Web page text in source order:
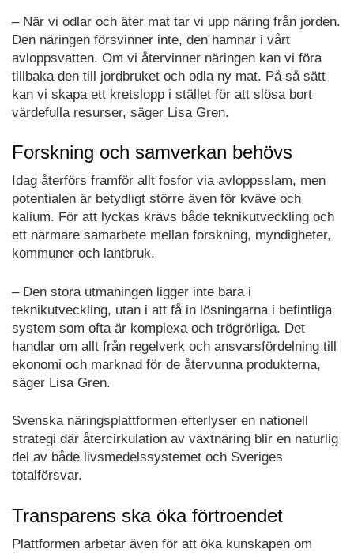
– När vi odlar och äter mat tar vi upp näring från jorden.
Den näringen försvinner inte, den hamnar i vårt
avloppsvatten. Om vi återvinner näringen kan vi föra
tillbaka den till jordbruket och odla ny mat. På så sätt
kan vi skapa ett kretslopp i stället för att slösa bort
värdefulla resurser, säger Lisa Gren.
Forskning och samverkan behövs
Idag återförs framför allt fosfor via avloppsslam, men
potentialen är betydligt större även för kväve och
kalium. För att lyckas krävs både teknikutveckling och
ett närmare samarbete mellan forskning, myndigheter,
kommuner och lantbruk.
– Den stora utmaningen ligger inte bara i
teknikutveckling, utan i att få in lösningarna i befintliga
system som ofta är komplexa och trögrörliga. Det
handlar om allt från regelverk och ansvarsfördelning till
ekonomi och marknad för de återvunna produkterna,
säger Lisa Gren.
Svenska näringsplattformen efterlyser en nationell
strategi där återcirkulation av växtnäring blir en naturlig
del av både livsmedelssystemet och Sveriges
totalförsvar.
Transparens ska öka förtroendet
Plattformen arbetar även för att öka kunskapen om